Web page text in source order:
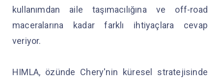
kullanımdan aile taşımacılığına ve off-road
maceralarına kadar farklı ihtiyaçlara cevap
veriyor.
HIMLA, özünde Chery'nin küresel stratejisinde